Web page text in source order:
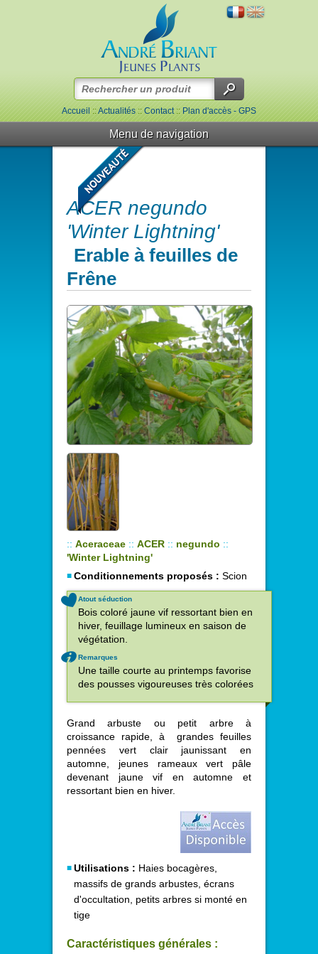
Accueil::Actualités::Contact::Plan d'accès - GPS
Menu de navigation
ACER negundo
'Winter Lightning'
Erable à feuilles de
Frêne
:: Aceraceae :: ACER :: negundo ::
'Winter Lightning'
Conditionnements proposés : Scion
Atout séduction
Bois coloré jaune vif ressortant bien en
hiver, feuillage lumineux en saison de
végétation.
Remarques
Une taille courte au printemps favorise
des pousses vigoureuses très colorées
Grand arbuste ou petit arbre à
croissance rapide, à grandes feuilles
pennées vert clair jaunissant en
automne, jeunes rameaux vert pâle
devenant jaune vif en automne et
ressortant bien en hiver.
Utilisations : Haies bocagères,
massifs de grands arbustes, écrans
d'occultation, petits arbres si monté en
tige
Caractéristiques générales :